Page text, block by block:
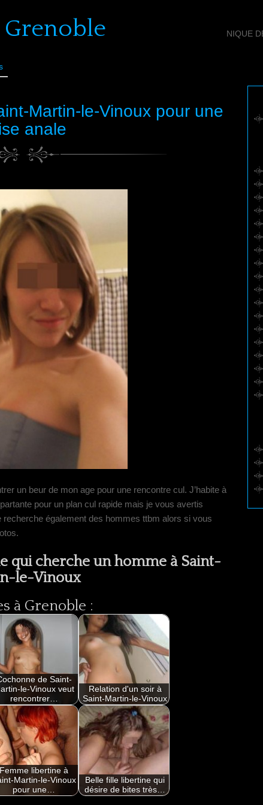
NIQUE
Martin-le-Vinoux pour une
anale
un beur de mon age pour une rencontre cul. J’habite à
pour un plan cul rapide mais je vous avertis
également des hommes ttbm alors si vous
qui cherche un homme à Saint-
le-Vinoux
à Grenoble :
de Saint-
le-Vinoux veut
rencontrer…
Relation d'un soir à
Saint-Martin-le-Vinoux
Femme libertine à
Martin-le-Vinoux
pour une…
Belle fille libertine qui
désire de bites très…